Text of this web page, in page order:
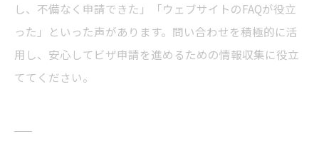
し、不備なく申請できた」「ウェブサイトのFAQが役立
った」といった声があります。問い合わせを積極的に活
用し、安心してビザ申請を進めるための情報収集に役立
ててください。